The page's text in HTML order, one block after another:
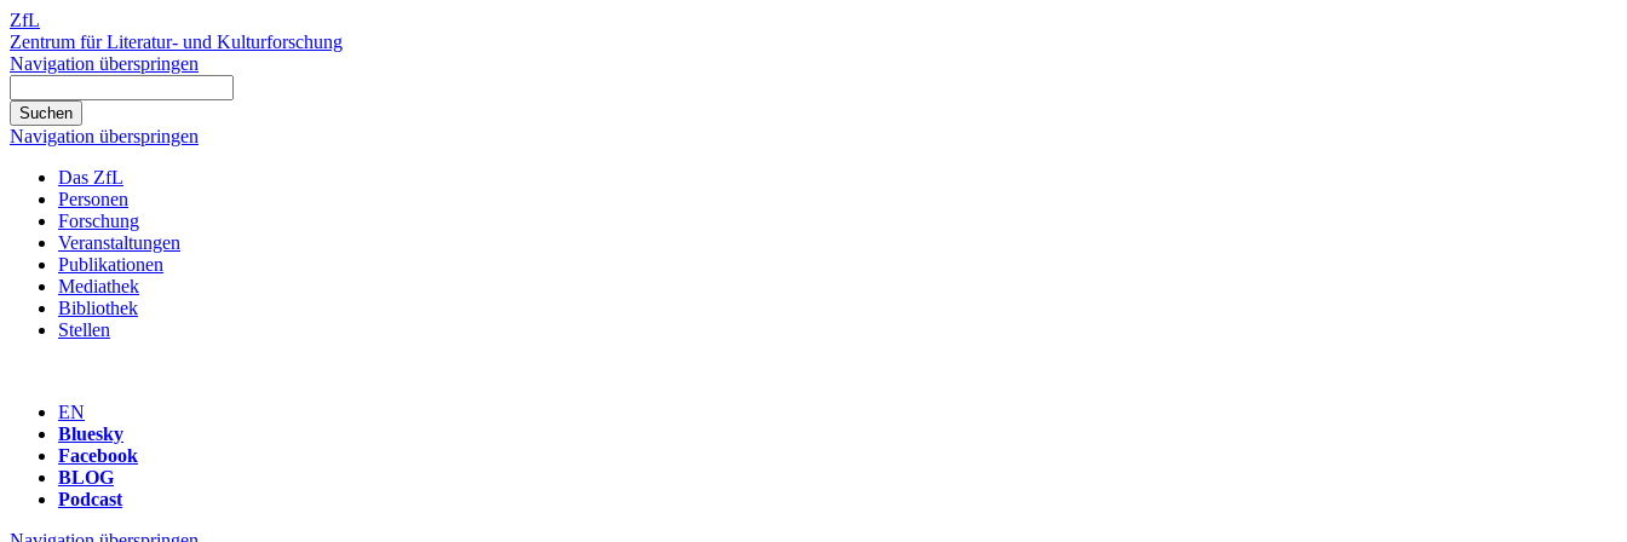
ZfL
Zentrum für Literatur- und Kulturforschung
Navigation überspringen
Navigation überspringen
Das ZfL
Personen
Forschung
Veranstaltungen
Publikationen
Mediathek
Bibliothek
Stellen
EN
Bluesky
Facebook
BLOG
Podcast